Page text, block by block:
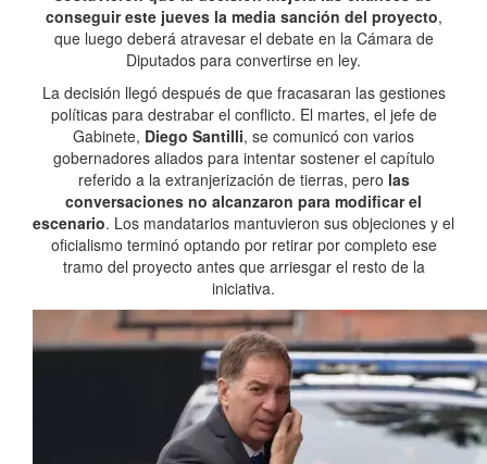
conseguir este jueves la media sanción del proyecto,
que luego deberá atravesar el debate en la Cámara de
Diputados para convertirse en ley.
La decisión llegó después de que fracasaran las gestiones
políticas para destrabar el conflicto. El martes, el jefe de
Gabinete, Diego Santilli, se comunicó con varios
gobernadores aliados para intentar sostener el capítulo
referido a la extranjerización de tierras, pero las
conversaciones no alcanzaron para modificar el
escenario. Los mandatarios mantuvieron sus objeciones y el
oficialismo terminó optando por retirar por completo ese
tramo del proyecto antes que arriesgar el resto de la
iniciativa.